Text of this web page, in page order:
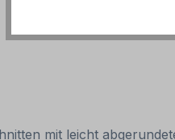
mit leicht